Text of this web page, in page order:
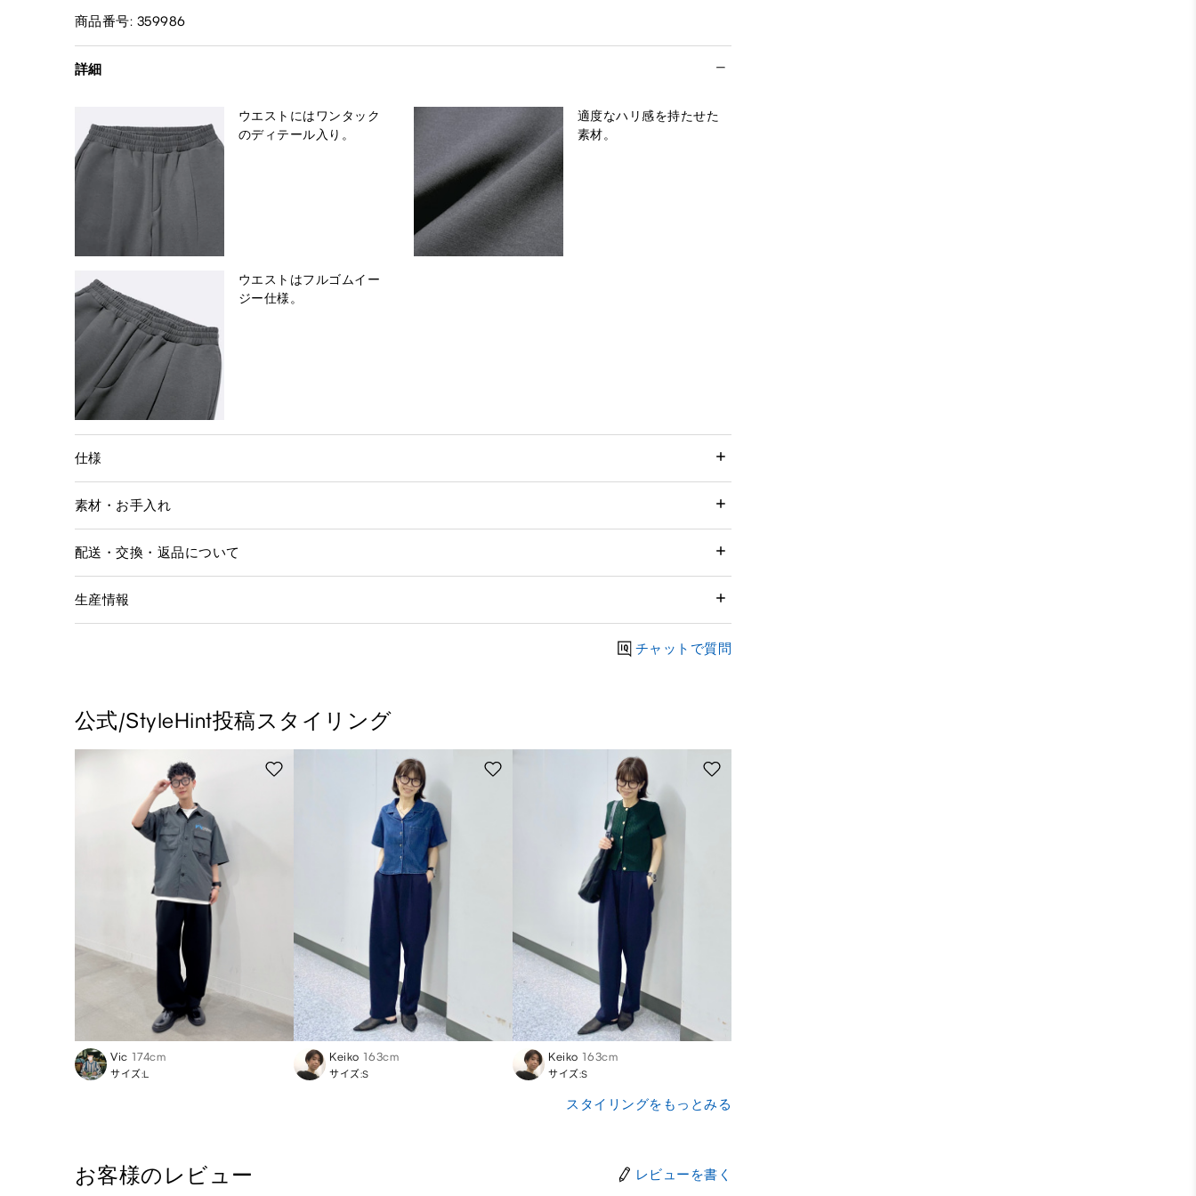
商品番号: 359986
詳細
ウエストにはワンタック
のディテール入り。
適度なハリ感を持たせた
素材。
ウエストはフルゴムイー
ジー仕様。
仕様
素材・お手入れ
配送・交換・返品について
生産情報
チャットで質問
公式/StyleHint投稿スタイリング
Vic 174cm
サイズ:L
Keiko 163cm
サイズ:S
Keiko 163cm
サイズ:S
スタイリングをもっとみる
お客様のレビュー レビューを書く